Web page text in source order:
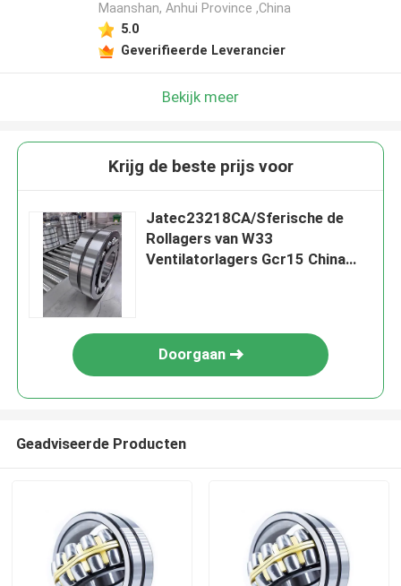
Maanshan, Anhui Province ,China
5.0
Geverifieerde Leverancier
Bekijk meer
Krijg de beste prijs voor
Jatec23218CA/Sferische de
Rollagers van W33
Ventilatorlagers Gcr15 China
Doorgaan
Geadviseerde Producten